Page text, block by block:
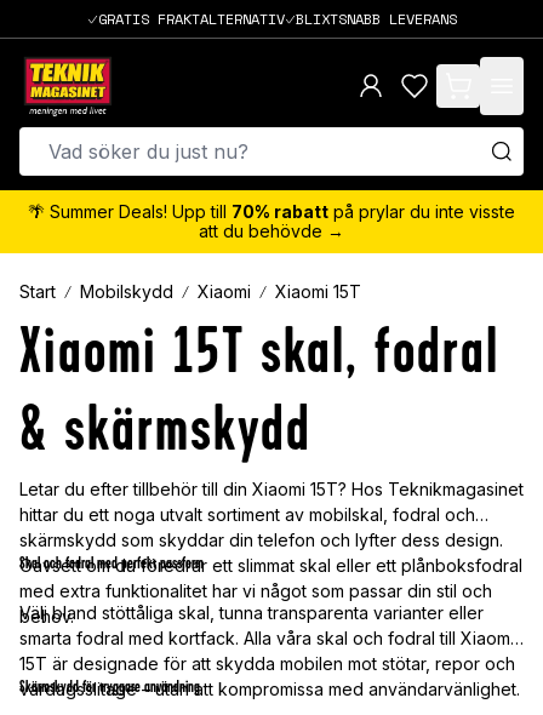
GRATIS FRAKTALTERNATIV BLIXTSNABB LEVERANS
items in cart,
🌴 Summer Deals! Upp till 70% rabatt på prylar du inte visste
att du behövde →
Start Mobilskydd Xiaomi Xiaomi 15T
Xiaomi 15T skal, fodral
& skärmskydd
Letar du efter tillbehör till din Xiaomi 15T? Hos Teknikmagasinet
hittar du ett noga utvalt sortiment av mobilskal, fodral och
skärmskydd som skyddar din telefon och lyfter dess design.
Oavsett om du föredrar ett slimmat skal eller ett plånboksfodral
med extra funktionalitet har vi något som passar din stil och
behov.
Skal och fodral med perfekt passform
Välj bland stöttåliga skal, tunna transparenta varianter eller
smarta fodral med kortfack. Alla våra skal och fodral till Xiaomi
15T är designade för att skydda mobilen mot stötar, repor och
vardagsslitage – utan att kompromissa med användarvänlighet.
Skärmskydd för tryggare användning